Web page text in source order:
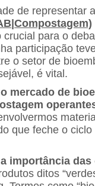
de representar
crucial para o
participação
o setor de
é vital.
o mercado de
que feche o
importância
ditos